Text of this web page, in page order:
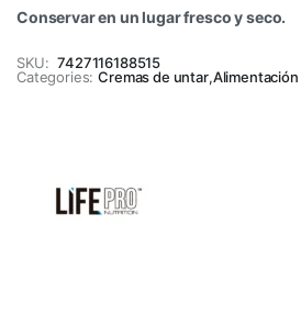
Conservar en un lugar fresco y seco.
SKU: 7427116188515
Categories: Cremas de untar,Alimentación